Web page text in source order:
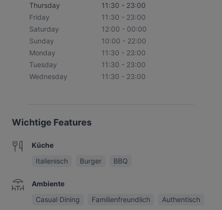
Thursday
11:30 - 23:00
Friday
11:30 - 23:00
Saturday
12:00 - 00:00
Sunday
10:00 - 22:00
Monday
11:30 - 23:00
Tuesday
11:30 - 23:00
Wednesday
11:30 - 23:00
Wichtige Features
Küche
Italienisch
Burger BBQ
Ambiente
Casual Dining
Familienfreundlich Authentisch